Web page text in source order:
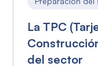
La TPC
del sector